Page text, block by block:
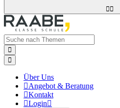



Über Uns
Angebot & Beratung
Kontakt
Login